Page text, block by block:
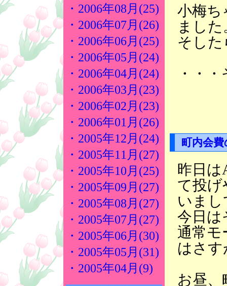
・2006年08月(25)
・2006年07月(26)
・2006年06月(25)
・2006年05月(24)
・2006年04月(24)
・2006年03月(23)
・2006年02月(23)
・2006年01月(26)
・2005年12月(24)
・2005年11月(27)
・2005年10月(25)
・2005年09月(27)
・2005年08月(27)
・2005年07月(27)
・2005年06月(30)
・2005年05月(31)
・2005年04月(9)
小梅ち
ました
そした
・・
町内会費
昨日は
て投げ
いま
今日は
通常モ
はさ
お昼、